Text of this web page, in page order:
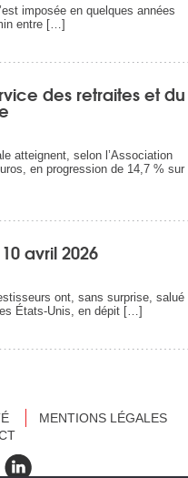
imposée en quelques années
entre […]
des retraites et du
atteignent, selon l’Association
en progression de 14,7 % sur
avril 2026
ont, sans surprise, salué
États-Unis, en dépit […]
MENTIONS LÉGALES